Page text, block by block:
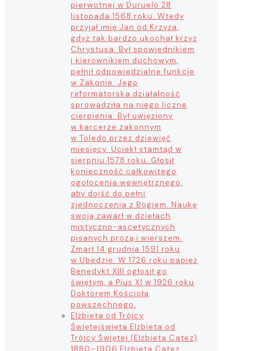
pierwotnej w Duruelo 28
listopada 1568 roku. Wtedy
przyjął imię Jan od Krzyża,
gdyż tak bardzo ukochał krzyż
Chrystusa. Był spowiednikiem
i kierownikiem duchowym,
pełnił odpowiedzialne funkcje
w Zakonie. Jego
reformatorska działalność
sprowadziła na niego liczne
cierpienia. Był uwięziony
w karcerze zakonnym
w Toledo przez dziewięć
miesięcy. Uciekł stamtąd w
sierpniu 1578 roku. Głosił
konieczność całkowitego
ogołocenia wewnętrznego,
aby dojść do pełni
zjednoczenia z Bogiem. Naukę
swoją zawarł w dziełach
mistyczno-ascetycznych
pisanych prozą i wierszem.
Zmarł 14 grudnia 1591 roku
w Ubedzie. W 1726 roku papież
Benedykt XIII ogłosił go
świętym, a Pius XI w 1926 roku
Doktorem Kościoła
powszechnego.
Elżbieta od Trójcy
Świętejświęta Elżbieta od
Trójcy Świętej (Elżbieta Catez)
1880–1906 Elżbieta Catez